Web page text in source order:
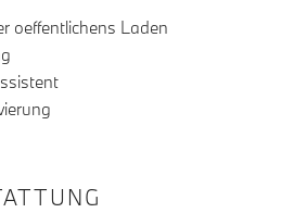
oeffentlichens Laden